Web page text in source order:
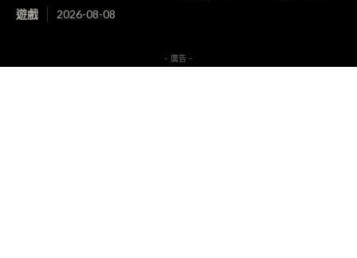
遊戲 2026-08-08
- 廣告 -